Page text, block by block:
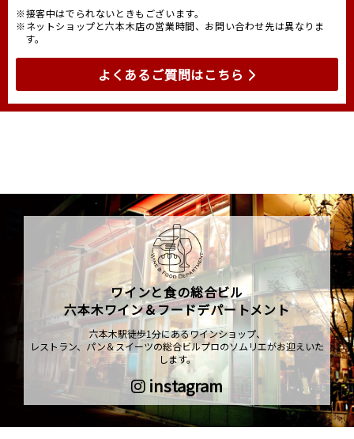
※接客中はでられないときもございます。
※ネットショップと六本木店の営業時間、お問い合わせ先は異なりま
す。
よくあるご質問はこちら
ワインと食の総合ビル
六本木ワイン＆フードデパートメント
六本木駅徒歩1分にあるワインショップ、
レストラン、パン＆スイーツの総合ビルプロのソムリエがお迎えいた
します。
instagram